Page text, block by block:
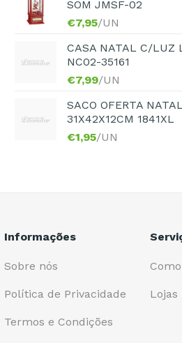
SOM JMSF-02
€7,95/UN
CASA NATAL C/LUZ
NC02-35161
€7,99/UN
SACO OFERTA NATAL
31X42X12CM 1841XL
€1,95/UN
Informações
Sobre nós
Política de Privacidade
Termos e Condições
Lojas